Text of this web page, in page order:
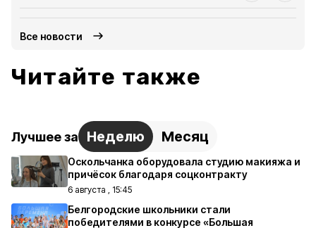
Все новости
Читайте также
Лучшее за Неделю Месяц
Оскольчанка оборудовала студию макияжа и
причёсок благодаря соцконтракту
6 августа , 15:45
Белгородские школьники стали
победителями в конкурсе «Большая